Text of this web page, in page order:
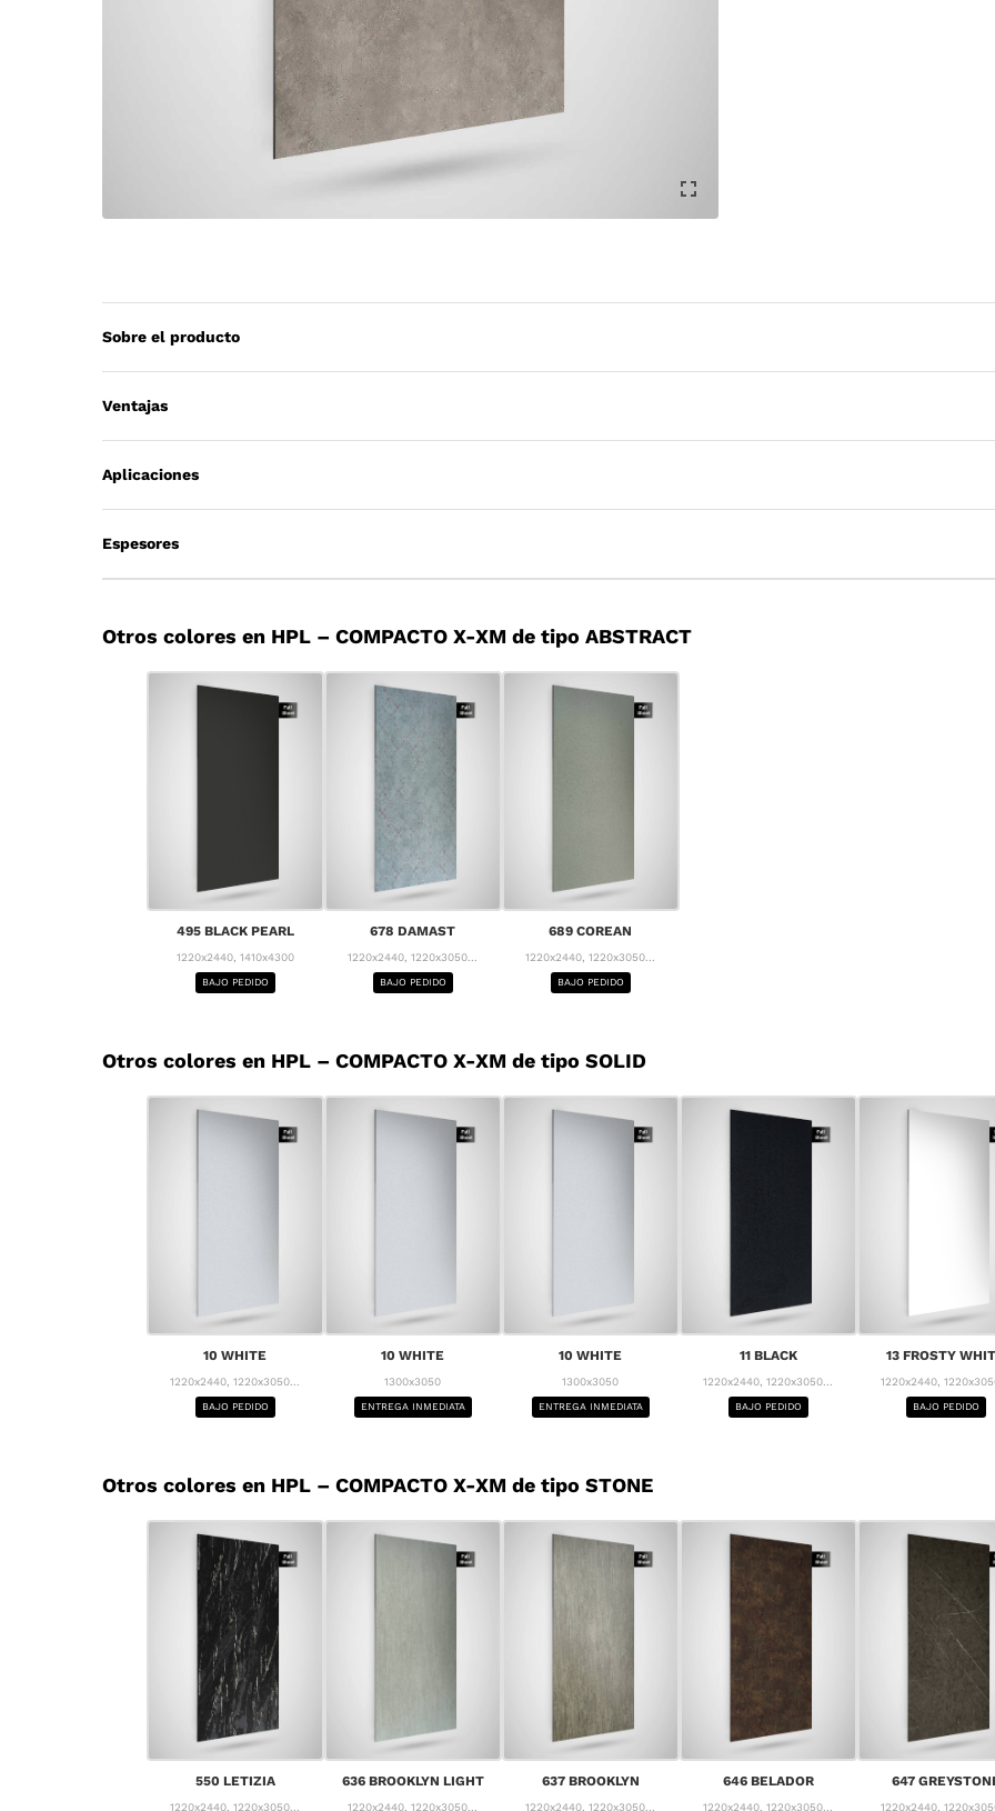
Sobre el producto
Ventajas
Aplicaciones
Espesores
Otros colores en HPL – COMPACTO X-XM de tipo ABSTRACT
495 BLACK PEARL
1220x2440, 1410x4300
BAJO PEDIDO
678 DAMAST
1220x2440, 1220x3050...
BAJO PEDIDO
689 COREAN
1220x2440, 1220x3050...
BAJO PEDIDO
Otros colores en HPL – COMPACTO X-XM de tipo SOLID
10 WHITE
1220x2440, 1220x3050...
BAJO PEDIDO
10 WHITE
1300x3050
ENTREGA INMEDIATA
10 WHITE
1300x3050
ENTREGA INMEDIATA
11 BLACK
1220x2440, 1220x3050...
BAJO PEDIDO
13 FROSTY
1220x2440,
BAJO PEDIDO
Otros colores en HPL – COMPACTO X-XM de tipo STONE
550 LETIZIA
1220x2440, 1220x3050...
636 BROOKLYN LIGHT
1220x2440, 1220x3050...
637 BROOKLYN
1220x2440, 1220x3050...
646 BELADOR
1220x2440, 1220x3050...
647
1220x2440,